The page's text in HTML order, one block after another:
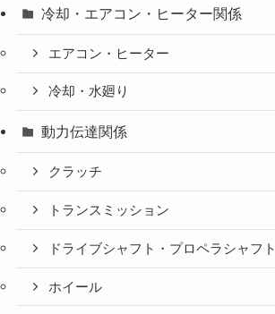
冷却・エアコン・ヒーター関係
エアコン・ヒーター
冷却・水廻り
動力伝達関係
クラッチ
トランスミッション
ドライブシャフト・プロペラシャフト
ホイール